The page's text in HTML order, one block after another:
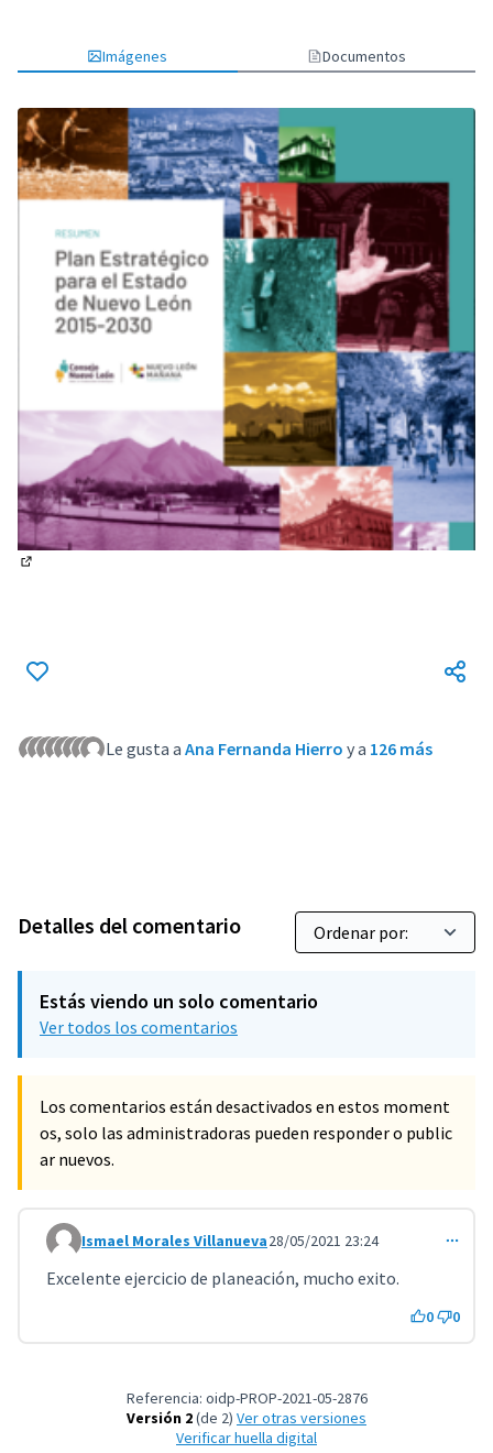
Imágenes Documentos
Le gusta a Ana Fernanda Hierro y a 126 más
Detalles del comentario
Estás viendo un solo comentario
Ver todos los comentarios
Los comentarios están desactivados en estos moment
os, solo las administradoras pueden responder o public
ar nuevos.
Comentario 2324
Ismael Morales Villanueva28/05/2021 23:24
Excelente ejercicio de planeación, mucho exito.
0 0
Referencia: oidp-PROP-2021-05-2876
Versión 2(de 2)
ver otras versiones
Verificar huella digital